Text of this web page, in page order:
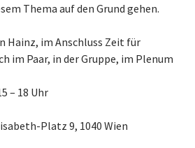
Thema auf den Grund gehen.
Hainz, im Anschluss Zeit für
im Paar, in der Gruppe, im Plenum
– 18 Uhr
Platz 9, 1040 Wien